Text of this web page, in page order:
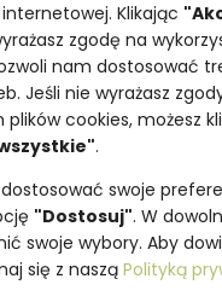
Klikając
zgodę na
nam dostosować
Jeśli nie wyrażasz
cookies, możesz
.
swoje
"Dostosuj". W
swoje wybory. Aby
się z naszą Polityką
Najniższa cena
dni:65,00zł
SKU: